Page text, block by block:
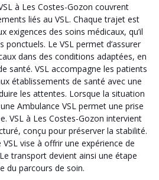
à Les Costes-Gozon couvrent
liés au VSL. Chaque trajet est
exigences des soins médicaux, qu’il
ponctuels. Le VSL permet d’assurer
dans des conditions adaptées, en
santé. VSL accompagne les patients
établissements de santé avec une
les attentes. Lorsque la situation
Ambulance VSL permet une prise
VSL à Les Costes-Gozon intervient
conçu pour préserver la stabilité.
vise à offrir une expérience de
transport devient ainsi une étape
du parcours de soin.